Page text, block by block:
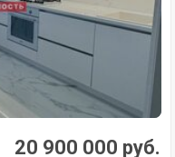
20 900 000 руб.